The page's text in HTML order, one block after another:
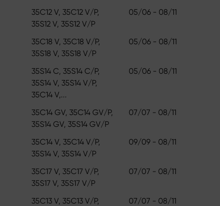
35C12 V, 35C12 V/P,
35S12 V, 35S12 V/P
05/06 - 08/11
35C18 V, 35C18 V/P,
35S18 V, 35S18 V/P
05/06 - 08/11
35S14 C, 35S14 C/P,
35S14 V, 35S14 V/P,
35C14 V,...
05/06 - 08/11
35C14 GV, 35C14 GV/P,
35S14 GV, 35S14 GV/P
07/07 - 08/11
35C14 V, 35C14 V/P,
35S14 V, 35S14 V/P
09/09 - 08/11
35C17 V, 35C17 V/P,
35S17 V, 35S17 V/P
07/07 - 08/11
35C13 V, 35C13 V/P,
07/07 - 08/11